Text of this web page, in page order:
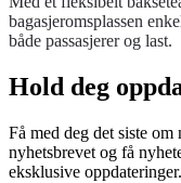
bagasjeromsplassen
både passasjerer og last.
Hold deg
Få med deg det siste
nyhetsbrevet og få
eksklusive oppdateringer.